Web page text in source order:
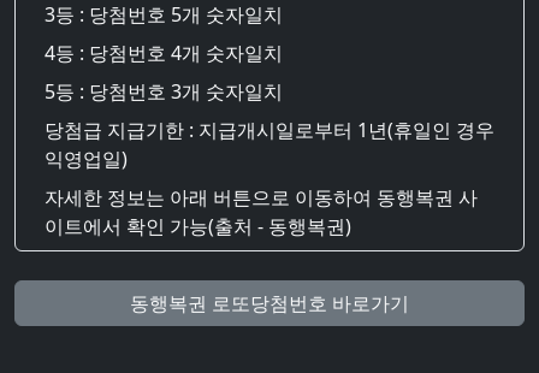
3등 : 당첨번호 5개 숫자일치
4등 : 당첨번호 4개 숫자일치
5등 : 당첨번호 3개 숫자일치
당첨급 지급기한 : 지급개시일로부터 1년(휴일인 경우
익영업일)
자세한 정보는 아래 버튼으로 이동하여 동행복권 사
이트에서 확인 가능(출처 - 동행복권)
동행복권 로또당첨번호 바로가기